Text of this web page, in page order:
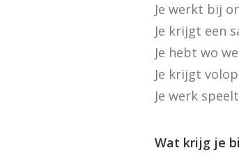
Je werkt bij
Je krijgt een
Je hebt wo
Je krijgt
Je werk
Wat krijg je